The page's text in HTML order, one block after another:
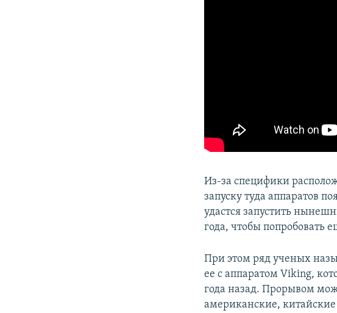
Из-за специфики
запуску туда аппаратов
удастся запустить
года, чтобы попробовать
При этом ряд ученых
ее с аппаратом Viking,
года назад. Прорывом
американские, китайские